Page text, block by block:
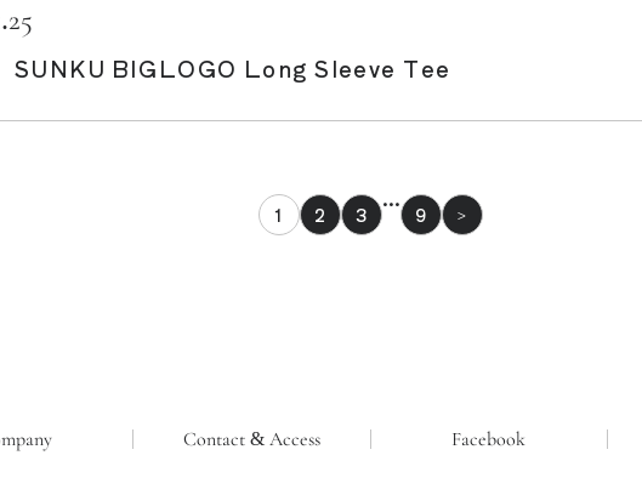
】SUNKU BIGLOGO Long Sleeve Tee
1 2 3 … 9 >
Contact & Access Facebook